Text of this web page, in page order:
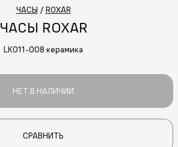
ЧАСЫ / ROXAR
ЧАСЫ ROXAR
LK011-008 керамика
НЕТ В НАЛИЧИИ
СРАВНИТЬ